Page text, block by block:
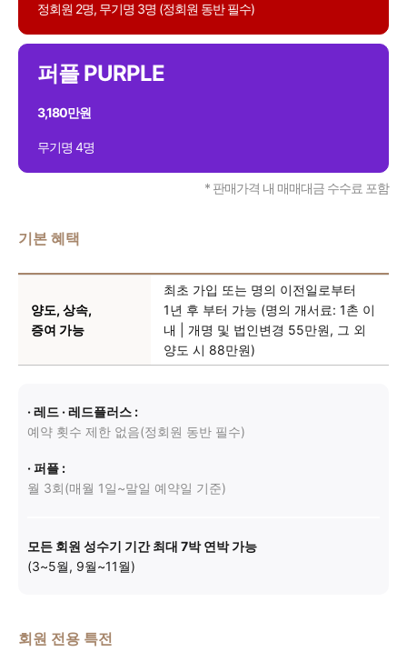
정회원 2명, 무기명 3명 (정회원 동반 필수)
퍼플 PURPLE
3,180만원
무기명 4명
* 판매가격 내 매매대금 수수료 포함
기본 혜택
양도, 상속,
증여 가능
최초 가입 또는 명의 이전일로부터
1년 후 부터 가능 (명의 개서료: 1촌 이
내 | 개명 및 법인변경 55만원, 그 외
양도 시 88만원)
· 레드 · 레드플러스 :
예약 횟수 제한 없음(정회원 동반 필수)
· 퍼플 :
월 3회(매월 1일~말일 예약일 기준)
모든 회원 성수기 기간 최대 7박 연박 가능
(3~5월, 9월~11월)
회원 전용 특전